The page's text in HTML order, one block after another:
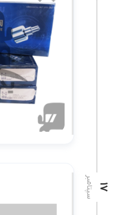
17 سپتامبر